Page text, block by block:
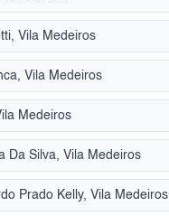
Vila Medeiros
Vila Medeiros
Medeiros
Da Silva, Vila Medeiros
Prado Kelly, Vila Medeiros